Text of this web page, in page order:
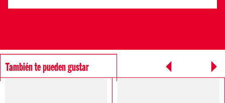
También te pueden gustar